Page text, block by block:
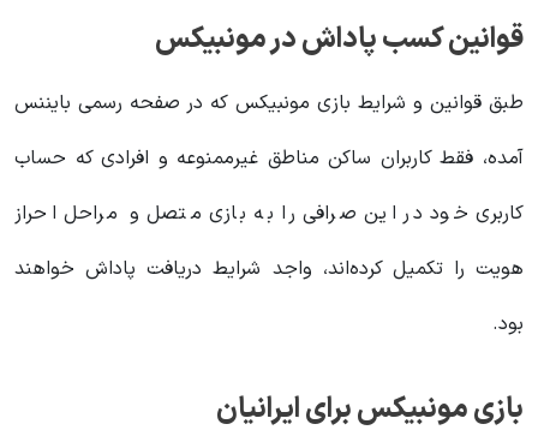
قوانین کسب پاداش در مونبیکس
طبق قوانین و شرایط بازی مونبیکس که در صفحه رسمی بایننس
آمده، فقط کاربران ساکن مناطق غیرممنوعه و افرادی که حساب
کاربری‌ خود در این صرافی را به بازی متصل و مراحل احراز
هویت‌ را تکمیل کرده‌اند، واجد شرایط دریافت پاداش خواهند
بود.
بازی مونبیکس برای ایرانیان